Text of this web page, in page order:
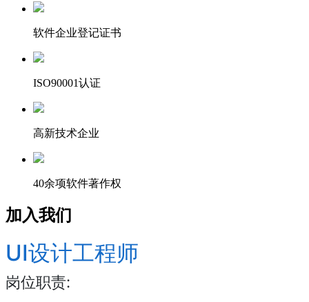
软件企业登记证书
ISO90001认证
高新技术企业
40余项软件著作权
加入我们
UI设计工程师
岗位职责: